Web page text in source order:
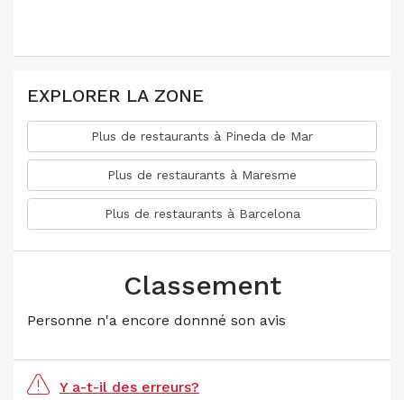
EXPLORER LA ZONE
Plus de restaurants à Pineda de Mar
Plus de restaurants à Maresme
Plus de restaurants à Barcelona
Classement
Personne n'a encore donnné son avis
Y a-t-il des erreurs?